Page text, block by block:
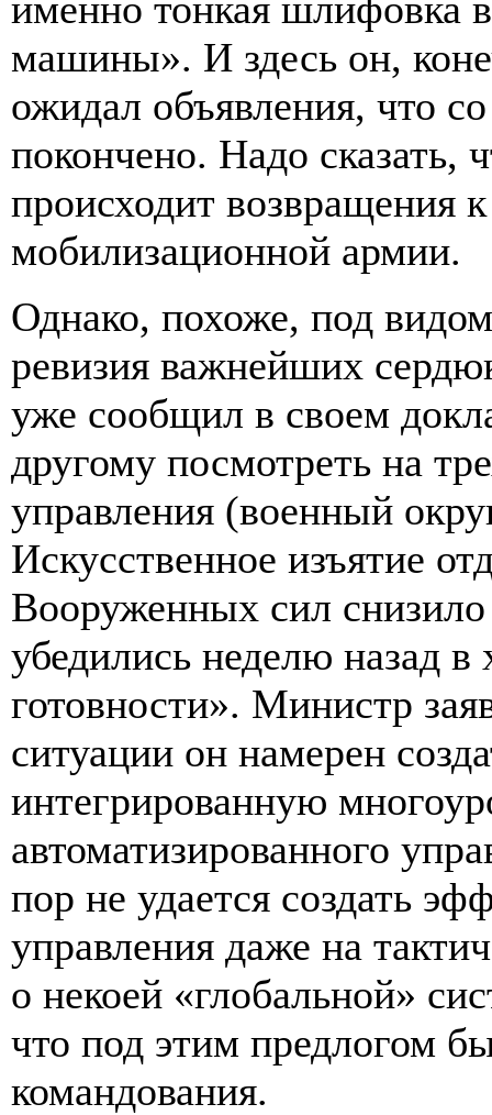
машины». И здесь он,
ожидал объявления, что
покончено. Надо сказать,
происходит возвращения
мобилизационной армии.
Однако, похоже, под
ревизия важнейших
уже сообщил в своем
другому посмотреть на
управления (военный
Искусственное изъятие
Вооруженных сил
убедились неделю назад в
готовности». Министр
ситуации он намерен
интегрированную
автоматизированного
пор не удается создать
управления даже на
о некоей «глобальной»
что под этим предлогом
командования.